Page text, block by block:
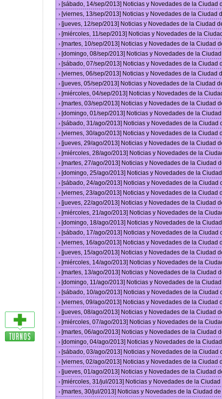
› [sábado, 14/sep/2013] Noticias y Novedades de la Ciudad
› [viernes, 13/sep/2013] Noticias y Novedades de la Ciudad
› [jueves, 12/sep/2013] Noticias y Novedades de la Ciudad
› [miércoles, 11/sep/2013] Noticias y Novedades de la
› [martes, 10/sep/2013] Noticias y Novedades de la Ciudad
› [domingo, 08/sep/2013] Noticias y Novedades de la
› [sábado, 07/sep/2013] Noticias y Novedades de la Ciudad
› [viernes, 06/sep/2013] Noticias y Novedades de la Ciudad
› [jueves, 05/sep/2013] Noticias y Novedades de la Ciudad
› [miércoles, 04/sep/2013] Noticias y Novedades de la
› [martes, 03/sep/2013] Noticias y Novedades de la Ciudad
› [domingo, 01/sep/2013] Noticias y Novedades de la
› [sábado, 31/ago/2013] Noticias y Novedades de la Ciudad
› [viernes, 30/ago/2013] Noticias y Novedades de la Ciudad
› [jueves, 29/ago/2013] Noticias y Novedades de la Ciudad
› [miércoles, 28/ago/2013] Noticias y Novedades de la
› [martes, 27/ago/2013] Noticias y Novedades de la Ciudad
› [domingo, 25/ago/2013] Noticias y Novedades de la
› [sábado, 24/ago/2013] Noticias y Novedades de la Ciudad
› [viernes, 23/ago/2013] Noticias y Novedades de la Ciudad
› [jueves, 22/ago/2013] Noticias y Novedades de la Ciudad
› [miércoles, 21/ago/2013] Noticias y Novedades de la
› [domingo, 18/ago/2013] Noticias y Novedades de la
› [sábado, 17/ago/2013] Noticias y Novedades de la Ciudad
› [viernes, 16/ago/2013] Noticias y Novedades de la Ciudad
› [jueves, 15/ago/2013] Noticias y Novedades de la Ciudad
› [miércoles, 14/ago/2013] Noticias y Novedades de la
› [martes, 13/ago/2013] Noticias y Novedades de la Ciudad
› [domingo, 11/ago/2013] Noticias y Novedades de la
› [sábado, 10/ago/2013] Noticias y Novedades de la Ciudad
› [viernes, 09/ago/2013] Noticias y Novedades de la Ciudad
› [jueves, 08/ago/2013] Noticias y Novedades de la Ciudad
› [miércoles, 07/ago/2013] Noticias y Novedades de la
› [martes, 06/ago/2013] Noticias y Novedades de la Ciudad
› [domingo, 04/ago/2013] Noticias y Novedades de la
› [sábado, 03/ago/2013] Noticias y Novedades de la Ciudad
› [viernes, 02/ago/2013] Noticias y Novedades de la Ciudad
› [jueves, 01/ago/2013] Noticias y Novedades de la Ciudad
› [miércoles, 31/jul/2013] Noticias y Novedades de la
› [martes, 30/jul/2013] Noticias y Novedades de la Ciudad